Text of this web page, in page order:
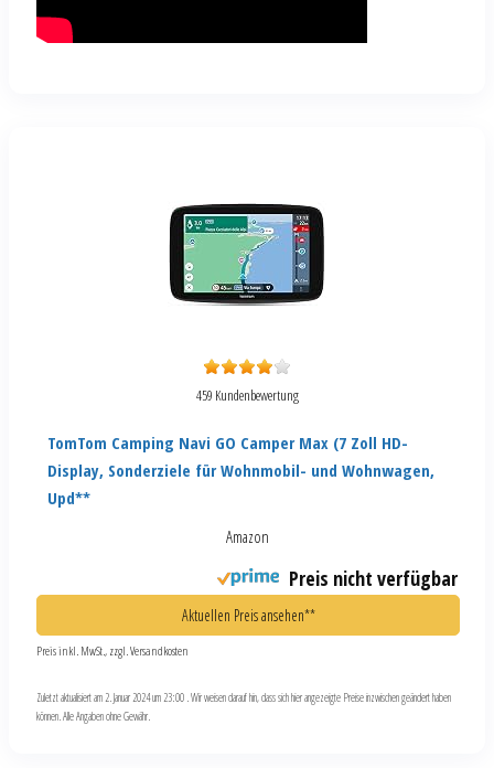
459 Kundenbewertung
TomTom Camping Navi GO Camper Max (7 Zoll HD-
Display, Sonderziele für Wohnmobil- und Wohnwagen,
Upd**
Amazon
Preis nicht verfügbar
Aktuellen Preis ansehen**
Preis inkl. MwSt., zzgl. Versandkosten
Zuletzt aktualisiert am 2. Januar 2024 um 23:00 . Wir weisen darauf hin, dass sich hier angezeigte Preise inzwischen geändert haben
können. Alle Angaben ohne Gewähr.